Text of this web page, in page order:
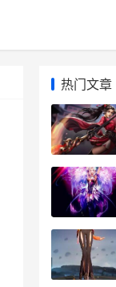
热门文章